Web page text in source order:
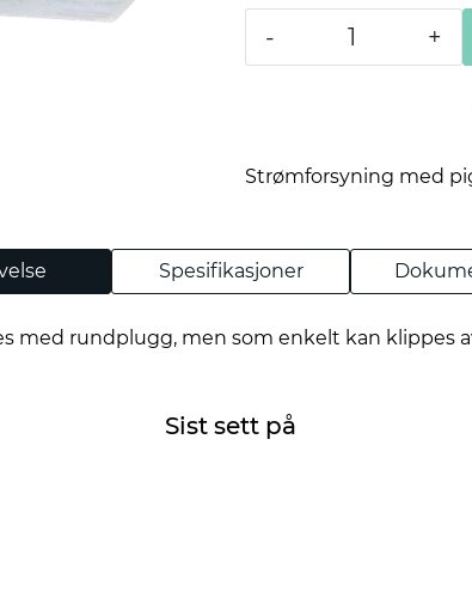
- +
Strømforsyning med
Spesifikasjoner
med rundplugg, men som enkelt kan klippes
Sist sett på